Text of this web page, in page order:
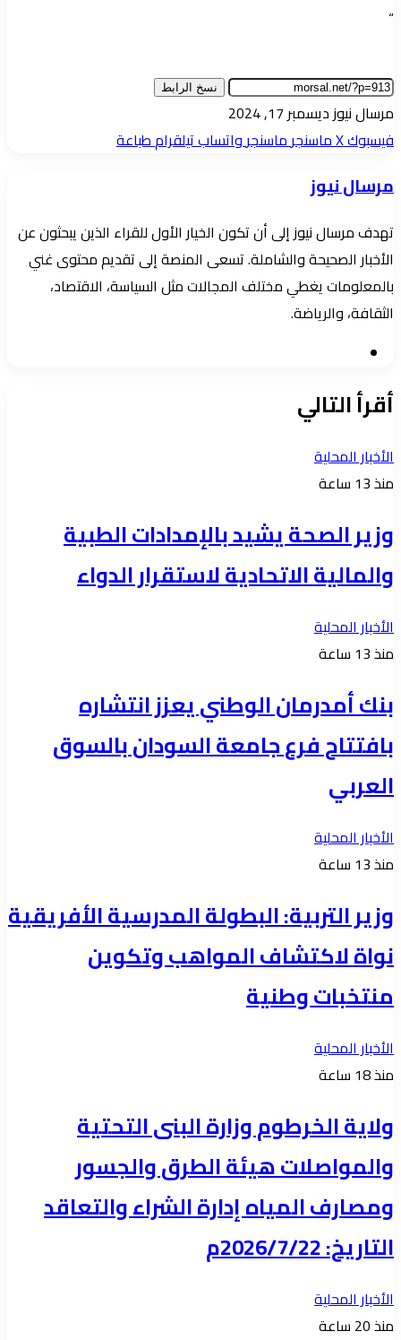
“
نسخ الرابط
مرسال نيوزأرسل
بريدا
ديسمبر 17, 2024
فيسبوك‫Xماسنجرماسنجرواتسابتيلقرامطباعة
مرسال نيوز
تهدف مرسال نيوز إلى أن تكون الخيار الأول للقراء الذين يبحثون عن
الأخبار الصحيحة والشاملة. تسعى المنصة إلى تقديم محتوى غني
بالمعلومات يغطي مختلف المجالات مثل السياسة، الاقتصاد،
الثقافة، والرياضة.
أقرأ التالي
الأخبار المحلية
منذ 13 ساعة
وزير الصحة يشيد بالإمدادات الطبية
والمالية الاتحادية لاستقرار الدواء
الأخبار المحلية
منذ 13 ساعة
بنك أمدرمان الوطني يعزز انتشاره
بافتتاح فرع جامعة السودان بالسوق
العربي
الأخبار المحلية
منذ 13 ساعة
وزير التربية: البطولة المدرسية الأفريقية
نواة لاكتشاف المواهب وتكوين
منتخبات وطنية
الأخبار المحلية
منذ 18 ساعة
ولاية الخرطوم وزارة البنى التحتية
والمواصلات هيئة الطرق والجسور
ومصارف المياه إدارة الشراء والتعاقد
التاريخ: 2026/7/22م
الأخبار المحلية
منذ 20 ساعة